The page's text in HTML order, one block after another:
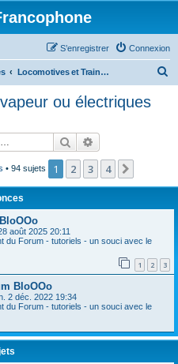
Connexion
S’enregistrer
Locomotives et Trains à vapeur ou électriques modèles réduits
c
ou électriques
Rechercher
• 94 sujets 1 2 3 4
août 2025 20:11
du Forum - tutoriels - un souci avec le
1 2 3
BloOOo
2 déc. 2022 19:34
du Forum - tutoriels - un souci avec le